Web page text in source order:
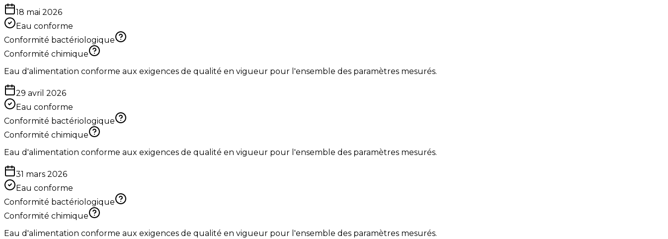
18 mai 2026
Eau conforme
Conformité bactériologique
Conformité chimique
Eau d'alimentation conforme aux exigences de qualité en vigueur pour l'ensemble des paramètres mesurés.
29 avril 2026
Eau conforme
Conformité bactériologique
Conformité chimique
Eau d'alimentation conforme aux exigences de qualité en vigueur pour l'ensemble des paramètres mesurés.
31 mars 2026
Eau conforme
Conformité bactériologique
Conformité chimique
Eau d'alimentation conforme aux exigences de qualité en vigueur pour l'ensemble des paramètres mesurés.